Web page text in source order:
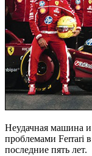
Неудачная машина
проблемами Ferrari
последние пять лет.